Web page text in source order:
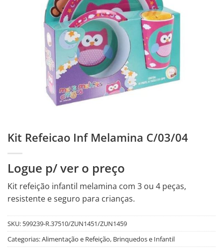
Kit Refeicao Inf Melamina C/03/04
Logue p/ ver o preço
Kit refeição infantil melamina com 3 ou 4 peças,
resistente e seguro para crianças.
SKU: 599239-R.37510/ZUN1451/ZUN1459
Categorias:Alimentação e Refeição, Brinquedos e Infantil